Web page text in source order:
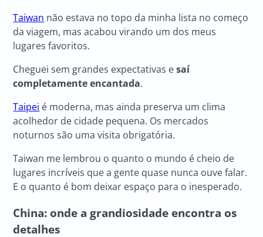
Taiwan não estava no topo da minha lista no começo
da viagem, mas acabou virando um dos meus
lugares favoritos.
Cheguei sem grandes expectativas esaí
completamente encantada.
Taipei é moderna, mas ainda preserva um clima
acolhedor de cidade pequena. Os mercados
noturnos são uma visita obrigatória.
Taiwan me lembrou o quanto o mundo é cheio de
lugares incríveis que a gente quase nunca ouve falar.
E o quanto é bom deixar espaço para o inesperado.
China: onde a grandiosidade encontra os
detalhes